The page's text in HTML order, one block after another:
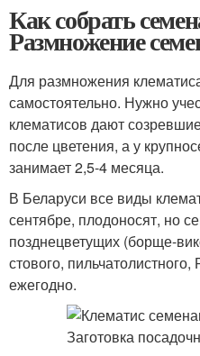
Как собрать
Размножение
Для размножения
самостоятельно. Нужно
клематисов дают
после цветения, а у
занимает 2,5-4 месяца.
В Беларуси все виды
сентябре, плодоносят, но
позднецветущих (борще-
стового,
ежегодно.